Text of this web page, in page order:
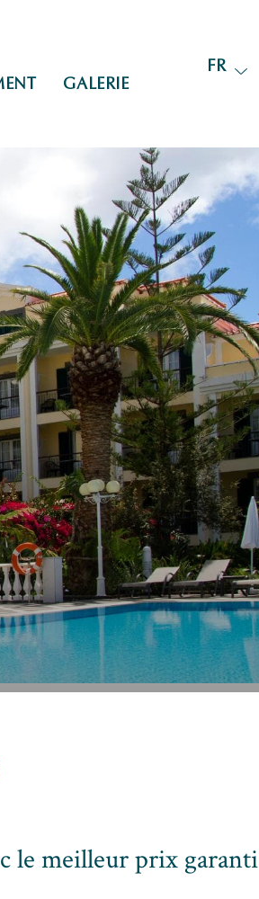
GALERIE
FR
le meilleur prix garanti